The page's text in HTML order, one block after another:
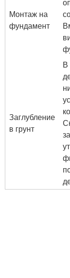
Монтаж на
фундамент
Заглубление
в грунт
В